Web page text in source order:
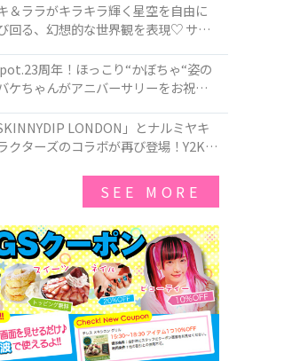
＆ララがキラキラ輝く星空を自由に
回る、幻想的な世界観を表現♡ サマ
年アニバーサリーイヤー』を記念し
レクションが登場
周年！ほっこり“かぼちゃ“姿の
ケちゃんがアニバーサリーをお祝い
」が新発売！Q-pot CAFE.では「かぼち
オバケーキプレート」も登場
SKINNYDIP LONDON」とナルミヤキ
クターズのコラボが再び登場！Y2Kム
SEE MORE